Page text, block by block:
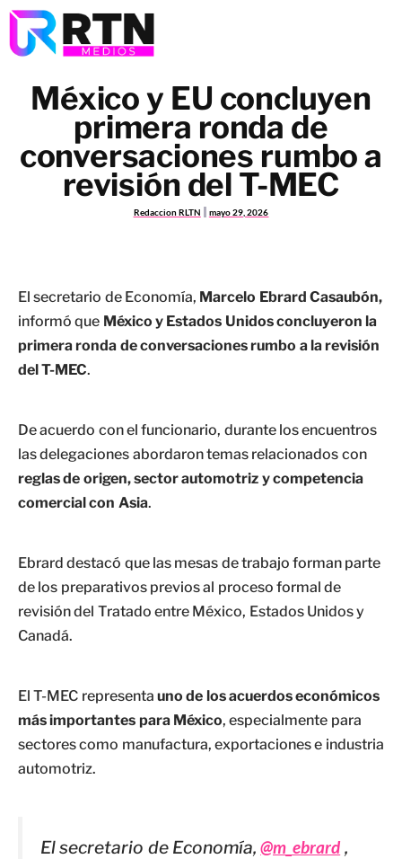
México y EU concluyen
primera ronda de
conversaciones rumbo a
revisión del T-MEC
Redaccion RLTN mayo 29, 2026
El secretario de Economía, Marcelo Ebrard Casaubón,
informó que México y Estados Unidosconcluyeron la
primera ronda de conversaciones rumbo a la revisión
del T-MEC.
De acuerdo con el funcionario, durante los encuentros
las delegaciones abordaron temas relacionados con
reglas de origen, sector automotriz y competencia
comercial con Asia.
Ebrard destacó que las mesas de trabajo forman parte
de los preparativos previos al proceso formal de
revisión del Tratado entre México, Estados Unidos y
Canadá.
El T-MEC representa uno de los acuerdos económicos
más importantes para México, especialmente para
sectores como manufactura, exportaciones e industria
automotriz.
El secretario de Economía,@m_ebrard,